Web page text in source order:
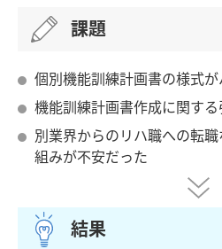
課題
個別機能訓練計画書の様式
機能訓練計画書作成に関す
別業界からのリハ職への転
組みが不安だった
結果